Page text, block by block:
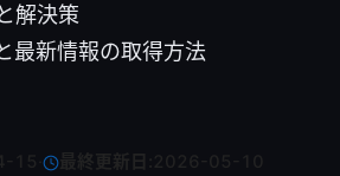
解決策
最新情報の取得方法
最終更新日: